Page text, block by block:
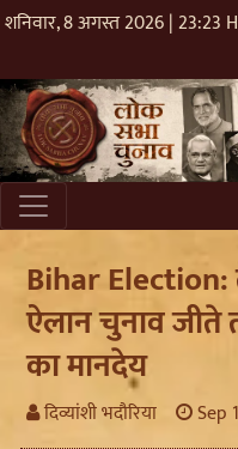
शनिवार, 8 अगस्त 2026 | 23:23
Bihar Election:
ऐलान चुनाव जीते
का मानदेय
दिव्यांशी भदौरिया Sep